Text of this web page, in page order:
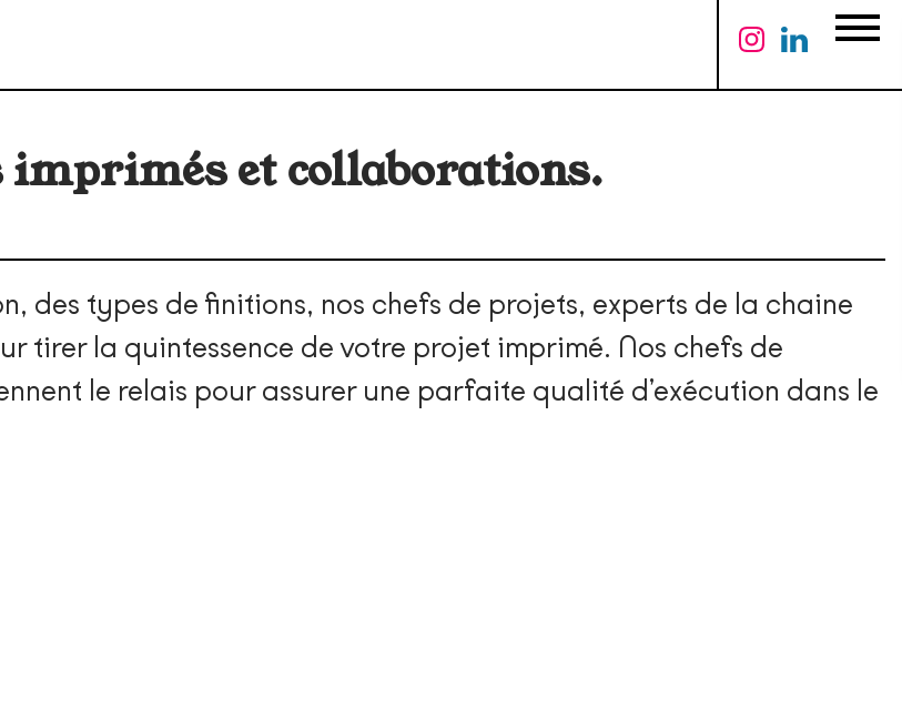
et collaborations.
des types de finitions, nos chefs de projets, experts de la chaine
tirer la quintessence de votre projet imprimé. Nos chefs de
le relais pour assurer une parfaite qualité d’exécution dans le